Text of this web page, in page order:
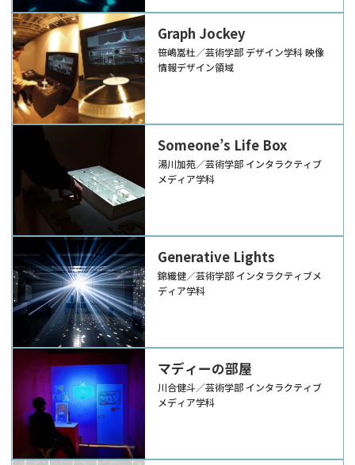
Graph Jockey
笹嶋嵩杜／芸術学部 デザイン学科 映像
情報デザイン領域
Someone’s Life Box
湯川加苑／芸術学部 インタラクティブ
メディア学科
Generative Lights
錦織健／芸術学部 インタラクティブメ
ディア学科
マディーの部屋
川合健斗／芸術学部 インタラクティブ
メディア学科